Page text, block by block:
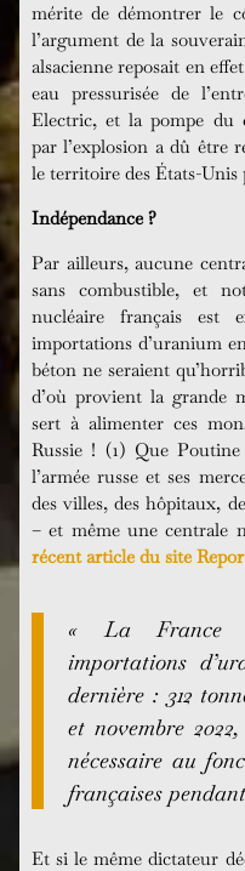
mérite de démontrer le
l’argument de la
alsacienne reposait en
eau pressurisée de
Electric, et la pompe du
par l’explosion a dû être
le territoire des États-Unis
Indépendance ?
Par ailleurs, aucune
sans combustible, et
nucléaire français est
importations d’uranium
béton ne seraient
d’où provient la grande
sert à alimenter ces
Russie ! (1) Que
l’armée russe et ses
des villes, des hôpitaux,
– et même une centrale
récent article du site
« La France
importations
dernière : 312
et novembre
nécessaire au
françaises
Et si le même dictateur